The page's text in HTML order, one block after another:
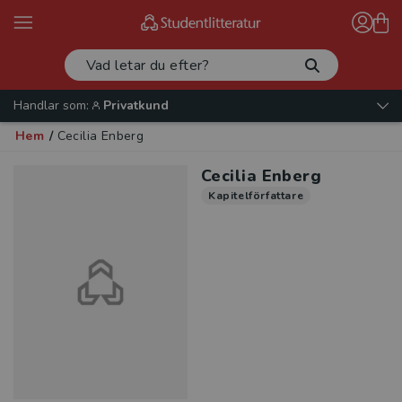
Handlar som:
Privatkund
Hem / Cecilia Enberg
Cecilia Enberg
Kapitelförfattare